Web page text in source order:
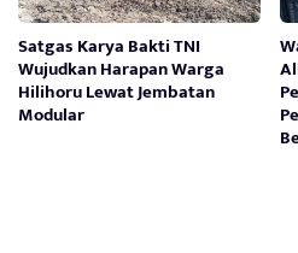
Satgas Karya Bakti TNI
Wujudkan Harapan Warga
Hilihoru Lewat Jembatan
Modular